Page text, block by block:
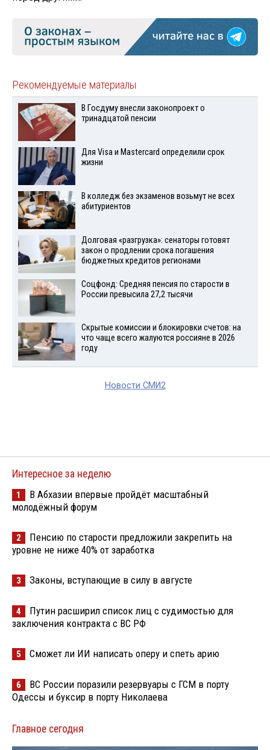
Рекомендуемые материалы
В Госдуму внесли законопроект о
тринадцатой пенсии
Для Visа и Mastercard определили срок
жизни
В колледж без экзаменов возьмут не всех
абитуриентов
Долговая «разгрузка»: сенаторы готовят
закон о продлении срока погашения
бюджетных кредитов регионами
Соцфонд: Средняя пенсия по старости в
России превысила 27,2 тысячи
Скрытые комиссии и блокировки счетов: на
что чаще всего жалуются россияне в 2026
году
Новости СМИ2
Интересное за неделю
1
В Абхазии впервые пройдёт масштабный
молодёжный форум
2
Пенсию по старости предложили закрепить на
уровне не ниже 40% от заработка
3 Законы, вступающие в силу в августе
4
Путин расширил список лиц с судимостью для
заключения контракта с ВС РФ
5 Сможет ли ИИ написать оперу и спеть арию
6
ВС России поразили резервуары с ГСМ в порту
Одессы и буксир в порту Николаева
Главное сегодня